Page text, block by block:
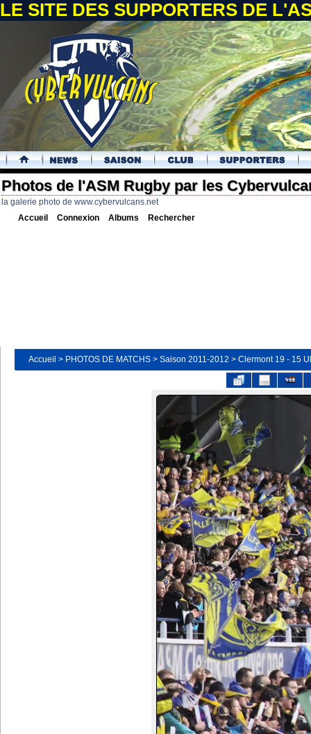
LE SITE DES SUPPORTERS DE
.
Photos de l'ASM Rugby par les
la galerie photo de www.cybervulcans.net
Accueil Connexion Albums Rechercher
Accueil > PHOTOS DE MATCHS > Saison 2011-2012 > Clermont 19 - 15